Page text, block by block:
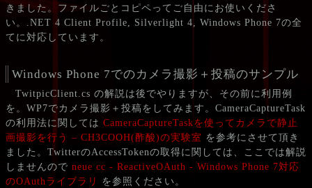
きました。ファイルごとコピペってご自由にお使いくださ
い。.NET 4 Client Profile, Silverlight 4, Windows Phone 7の全
てに対応しています。
Windows Phone 7でのカメラ撮影＋投稿のサンプル
TwitpicClient.cs の解説は後でやりますが、その前に利用例
を。WP7でカメラ撮影＋投稿をしてみます。CameraCaptureTask
の利用法に関しては CameraCaptureTaskを使ってカメラで静止
画撮影を行う – CH3COOH(酢酸)の実験室 を参考にさせて頂き
ました。TwitterのAccessTokenの取得に関しては、ここでは解説
しませんので neue cc - ReactiveOAuth - Windows Phone 7対応
のOAuthライブラリ
を参照ください。